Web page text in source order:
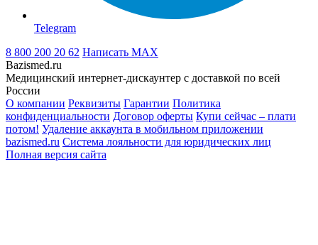
Telegram
8 800 200 20 62 Написать MAX
Bazismed.ru
Медицинский интернет-дискаунтер с доставкой по всей
России
О компании Реквизиты Гарантии Политика
конфиденциальности Договор оферты Купи сейчас – плати
потом! Удаление аккаунта в мобильном приложении
bazismed.ru Система лояльности для юридических лиц
Полная версия сайта